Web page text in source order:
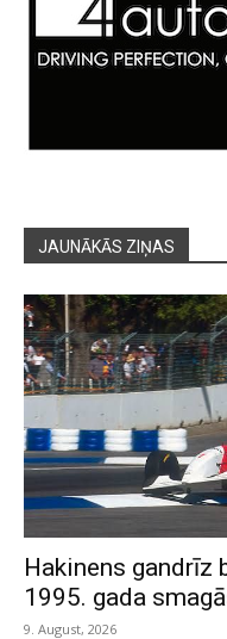
JAUNĀKĀS ZIŅAS
Hakinens gandrīz
1995. gada
9. August, 2026